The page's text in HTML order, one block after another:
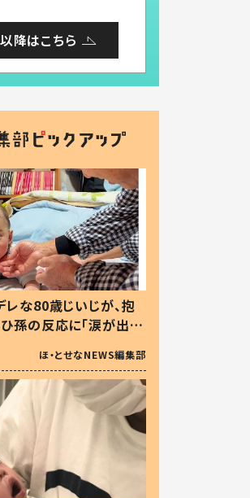
降はこちら
レな80歳じいじが、抱
孫の反応に「涙が出ま
仕方ない」
ほ・とせなNEWS編集部